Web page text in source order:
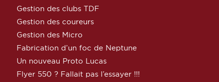
Gestion des clubs TDF
Gestion des coureurs
Gestion des Micro
Fabrication d’un foc de Neptune
Un nouveau Proto Lucas
Flyer 550 ? Fallait pas l’essayer !!!